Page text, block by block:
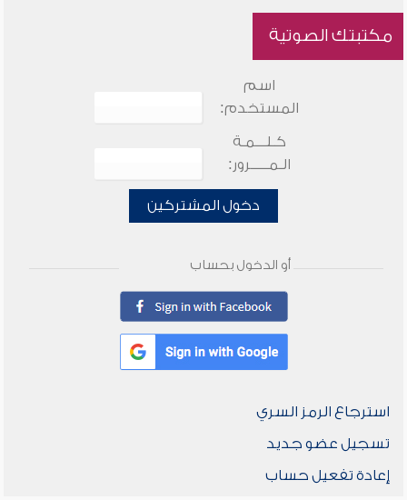
مكتبتك الصوتية
اسم
المستخدم:
كـلـــمـة
الـمـــــرور:
دخول المشتركين
أو الدخول بحساب
استرجاع الرمز السري
تسجيل عضو جديد
إعادة تفعيل حساب